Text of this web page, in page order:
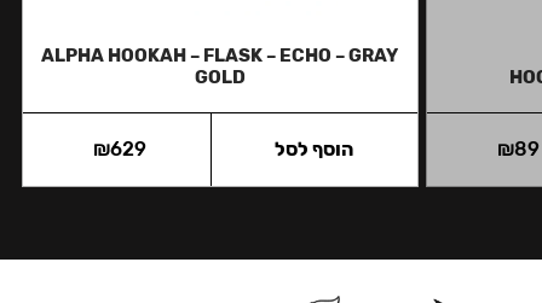
₪89
ALPHA HOOKAH – FLASK – ECHO – GRAY
GOLD
₪629 הוסף לסל